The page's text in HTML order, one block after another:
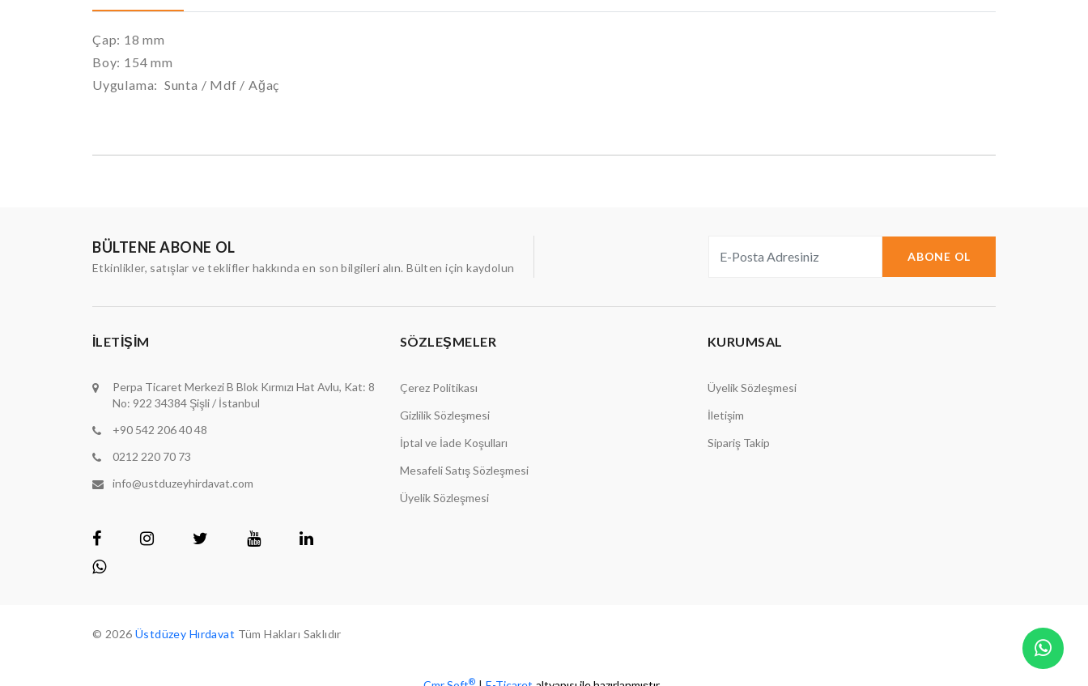
Çap: 18 mm
Boy: 154 mm
Uygulama: Sunta / Mdf / Ağaç
BÜLTENE ABONE OL
Etkinlikler, satışlar ve teklifler hakkında en son bilgileri alın. Bülten için kaydolun
ABONE OL
İLETIŞIM
Perpa Ticaret Merkezi B Blok Kırmızı Hat Avlu, Kat: 8
No: 922 34384 Şişli / İstanbul
+90 542 206 40 48
0212 220 70 73
info@ustduzeyhirdavat.com
SÖZLEŞMELER
Çerez Politikası
Gizlilik Sözleşmesi
İptal ve İade Koşulları
Mesafeli Satış Sözleşmesi
Üyelik Sözleşmesi
KURUMSAL
Üyelik Sözleşmesi
İletişim
Sipariş Takip
© 2026 Üstdüzey Hırdavat Tüm Hakları Saklıdır
®